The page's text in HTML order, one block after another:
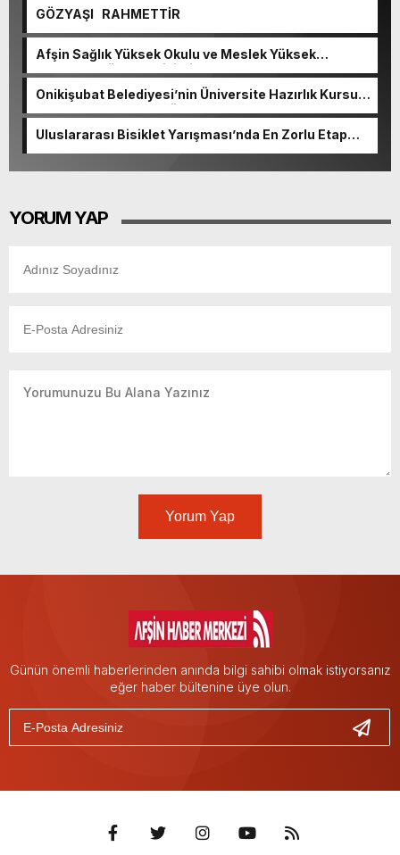
GÖZYAŞI RAHMETTİR
Afşin Sağlık Yüksek Okulu ve Meslek Yüksek
Okulunda görev değişimi!
Onikişubat Belediyesi’nin Üniversite Hazırlık Kursu
başvurularında son gün 7 Ağustos.
Uluslararası Bisiklet Yarışması’nda En Zorlu Etap
YORUM YAP
Yorum Yap
Günün önemli haberlerinden anında bilgi sahibi olmak istiyorsanız
eğer haber bültenine üye olun.